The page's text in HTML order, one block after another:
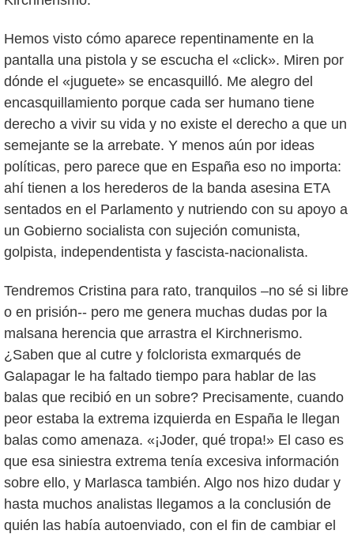
Hemos visto cómo aparece repentinamente en la
pantalla una pistola y se escucha el «click». Miren por
dónde el «juguete» se encasquilló. Me alegro del
encasquillamiento porque cada ser humano tiene
derecho a vivir su vida y no existe el derecho a que un
semejante se la arrebate. Y menos aún por ideas
políticas, pero parece que en España eso no importa:
ahí tienen a los herederos de la banda asesina ETA
sentados en el Parlamento y nutriendo con su apoyo a
un Gobierno socialista con sujeción comunista,
golpista, independentista y fascista-nacionalista.
Tendremos Cristina para rato, tranquilos –no sé si libre
o en prisión-- pero me genera muchas dudas por la
malsana herencia que arrastra el Kirchnerismo.
¿Saben que al cutre y folclorista exmarqués de
Galapagar le ha faltado tiempo para hablar de las
balas que recibió en un sobre? Precisamente, cuando
peor estaba la extrema izquierda en España le llegan
balas como amenaza. «¡Joder, qué tropa!» El caso es
que esa siniestra extrema tenía excesiva información
sobre ello, y Marlasca también. Algo nos hizo dudar y
hasta muchos analistas llegamos a la conclusión de
quién las había autoenviado, con el fin de cambiar el